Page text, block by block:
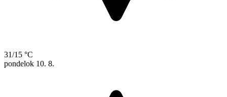
31/15 °C
pondelok 10. 8.